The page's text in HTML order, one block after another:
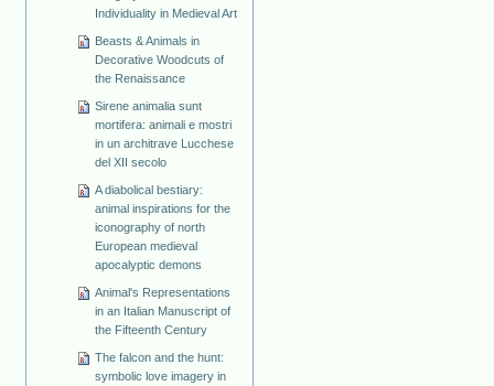
Individuality in Medieval Art
Beasts & Animals in
Decorative Woodcuts of
the Renaissance
Sirene animalia sunt
mortifera: animali e mostri
in un architrave Lucchese
del XII secolo
A diabolical bestiary:
animal inspirations for the
iconography of north
European medieval
apocalyptic demons
Animal's Representations
in an Italian Manuscript of
the Fifteenth Century
The falcon and the hunt:
symbolic love imagery in